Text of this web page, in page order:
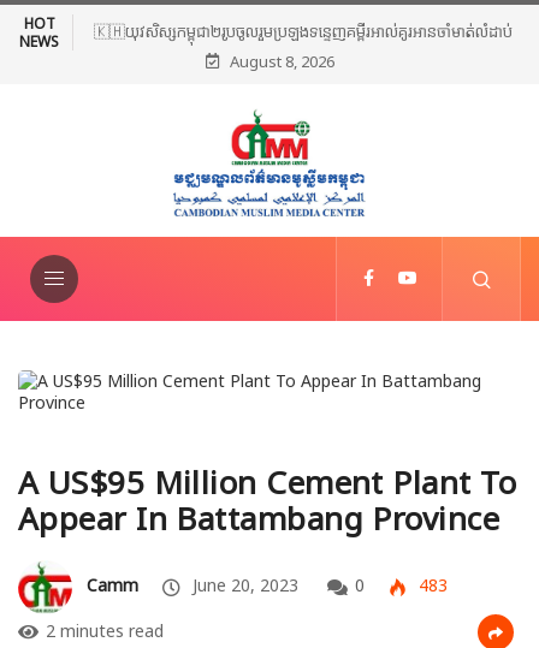
HOT
NEWS
🇰🇭យុវសិស្សកម្ពុជា២រូបចូលរួមប្រឡងទន្ទេញគម្ពីរអាល់គូរអានចាំមាត់លំដាប់
ពិភពលោក លើកទី៤៦ នៅទីក្រុងម៉ាក់កះ ប្រទេសអារ៉ាប៊ីសាអូឌីត
August 8, 2026
A US$95 Million Cement Plant To
Appear In Battambang Province
Camm June 20, 2023 0
483
2 minutes read